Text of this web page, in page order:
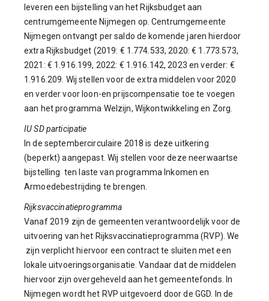
leveren een bijstelling van het Rijksbudget aan
centrumgemeente Nijmegen op. Centrumgemeente
Nijmegen ontvangt per saldo de komende jaren hierdoor
extra Rijksbudget (2019: € 1.774.533, 2020: € 1.773.573,
2021: € 1.916.199, 2022: € 1.916.142, 2023 en verder: €
1.916.209. Wij stellen voor de extra middelen voor 2020
en verder voor loon-en prijscompensatie toe te voegen
aan het programma Welzijn, Wijkontwikkeling en Zorg.
IU SD participatie
In de septembercirculaire 2018 is deze uitkering
(beperkt) aangepast. Wij stellen voor deze neerwaartse
bijstelling ten laste van programma Inkomen en
Armoedebestrijding te brengen.
Rijksvaccinatieprogramma
Vanaf 2019 zijn de gemeenten verantwoordelijk voor de
uitvoering van het Rijksvaccinatieprogramma (RVP). We
zijn verplicht hiervoor een contract te sluiten met een
lokale uitvoeringsorganisatie. Vandaar dat de middelen
hiervoor zijn overgeheveld aan het gemeentefonds. In
Nijmegen wordt het RVP uitgevoerd door de GGD. In de